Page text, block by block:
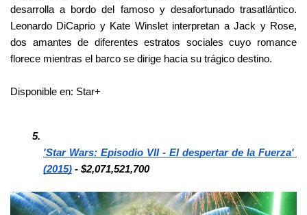
desarrolla a bordo del famoso y desafortunado trasatlántico.
Leonardo DiCaprio y Kate Winslet interpretan a Jack y Rose,
dos amantes de diferentes estratos sociales cuyo romance
florece mientras el barco se dirige hacia su trágico destino.
Disponible en: Star+
'Star Wars: Episodio VII - El despertar de la Fuerza'
(2015) - $2,071,521,700